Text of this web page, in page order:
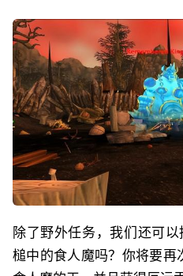
除了野外任务，我们还可
槌中的食人魔吗？你将要再